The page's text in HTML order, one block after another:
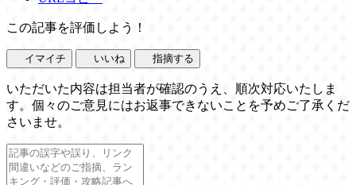
この記事を評価しよう！
イマイチ いいね 指摘する
いただいた内容は担当者が確認のうえ、順次対応いたしま
す。個々のご意見にはお返事できないことを予めご了承くだ
さいませ。